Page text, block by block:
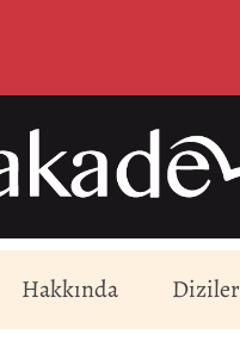
Hakkında Diziler